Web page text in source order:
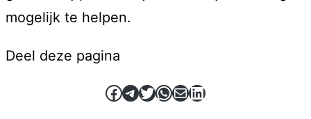
mogelijk te helpen.
Deel deze pagina
Facebook
Telegram
Twitter
WhatsApp
E-mailLinkedIn